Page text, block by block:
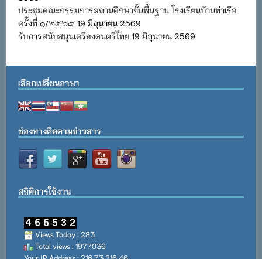
ประชุมคณะกรรมการสถานศึกษาขั้นพื้นฐาน โรงเรียนบ้านท่าเรือ
ครั้งที่ ๑/๒๕๖๙ 19 มิถุนายน 2569
รับการสนับสนุนเครื่องดนตรีไทย 19 มิถุนายน 2569
เลือกเปลี่ยนภาษา
ช่องทางติดตามข่าวสาร
สถิติการใช้งาน
Views Today : 283
Total views : 1977036